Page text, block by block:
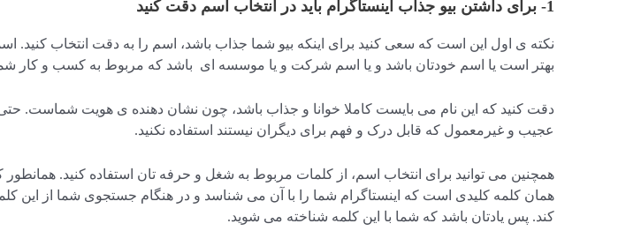
1- برای داشتن بیو جذاب اینستاگرام باید در انتخاب اسم دقت کنید
نکته ی اول این است که سعی کنید برای اینکه بیو شما جذاب باشد، اسم را به دقت انتخاب کنید.
بهتر است یا اسم خودتان باشد و یا اسم شرکت و یا موسسه ای باشد که مربوط به کسب و کار
دقت کنید که این نام می بایست کاملا خوانا و جذاب باشد، چون نشان دهنده ی هویت شماست. حتی
عجیب و غیرمعمول که قابل درک و فهم برای دیگران نیستند استفاده نکنید.
همچنین می توانید برای انتخاب اسم، از کلمات مربوط به شغل و حرفه تان استفاده کنید. همانطور
همان کلمه کلیدی است که اینستاگرام شما را با آن می شناسد و در هنگام جستجوی شما از این
کند. پس یادتان باشد که شما با این کلمه شناخته می شوید.